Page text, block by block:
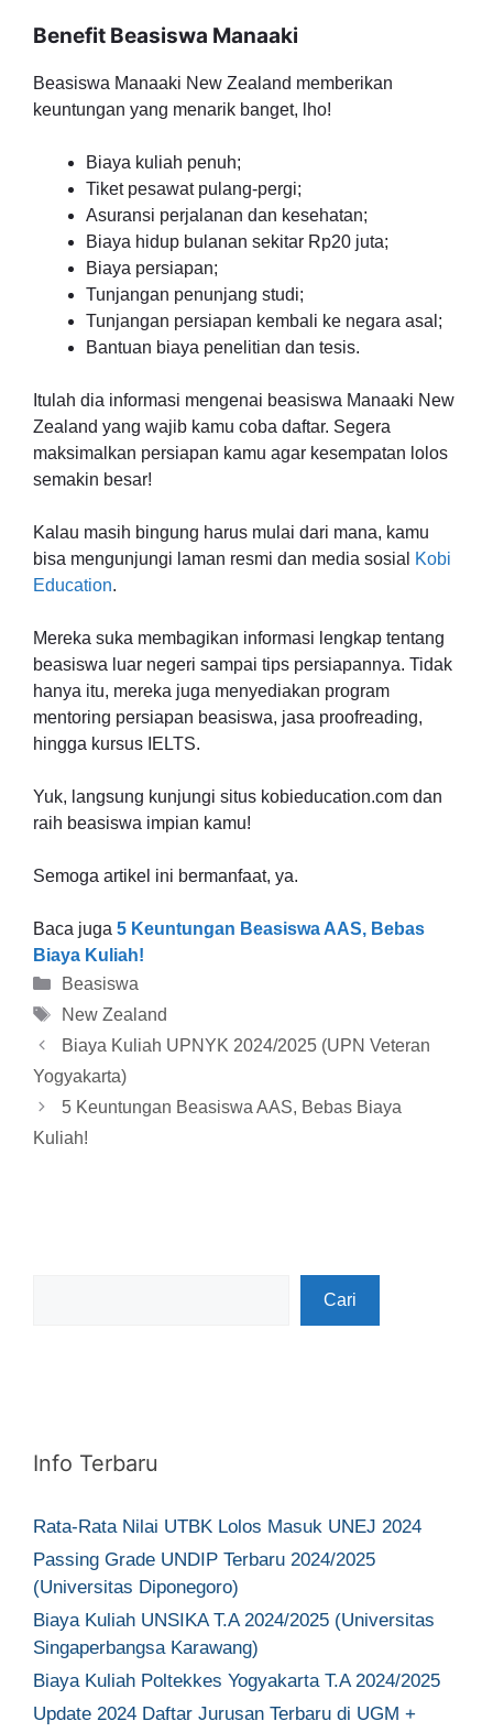
Benefit Beasiswa Manaaki
Beasiswa Manaaki New Zealand memberikan
keuntungan yang menarik banget, lho!
Biaya kuliah penuh;
Tiket pesawat pulang-pergi;
Asuransi perjalanan dan kesehatan;
Biaya hidup bulanan sekitar Rp20 juta;
Biaya persiapan;
Tunjangan penunjang studi;
Tunjangan persiapan kembali ke negara asal;
Bantuan biaya penelitian dan tesis.
Itulah dia informasi mengenai beasiswa Manaaki New
Zealand yang wajib kamu coba daftar. Segera
maksimalkan persiapan kamu agar kesempatan lolos
semakin besar!
Kalau masih bingung harus mulai dari mana, kamu
bisa mengunjungi laman resmi dan media sosial
Kobi
Education.
Mereka suka membagikan informasi lengkap tentang
beasiswa luar negeri sampai tips persiapannya. Tidak
hanya itu, mereka juga menyediakan program
mentoring persiapan beasiswa, jasa proofreading,
hingga kursus IELTS.
Yuk, langsung kunjungi situs kobieducation.com dan
raih beasiswa impian kamu!
Semoga artikel ini bermanfaat, ya.
Baca juga 5 Keuntungan Beasiswa AAS, Bebas
Biaya Kuliah!
Kategori
Beasiswa
Tag
New Zealand
Biaya Kuliah UPNYK 2024/2025 (UPN Veteran
Yogyakarta)
5 Keuntungan Beasiswa AAS, Bebas Biaya
Kuliah!
Cari
Info Terbaru
Rata-Rata Nilai UTBK Lolos Masuk UNEJ 2024
Passing Grade UNDIP Terbaru 2024/2025
(Universitas Diponegoro)
Biaya Kuliah UNSIKA T.A 2024/2025 (Universitas
Singaperbangsa Karawang)
Biaya Kuliah Poltekkes Yogyakarta T.A 2024/2025
Update 2024 Daftar Jurusan Terbaru di UGM +